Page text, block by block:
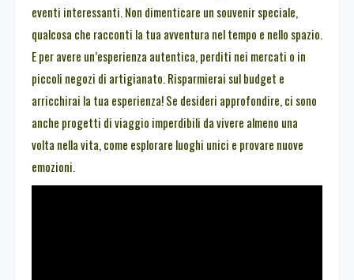
eventi interessanti. Non dimenticare un souvenir speciale,
qualcosa che racconti la tua avventura nel tempo e nello spazio.
E per avere un’esperienza autentica, perditi nei mercati o in
piccoli negozi di artigianato. Risparmierai sul budget e
arricchirai la tua esperienza! Se desideri approfondire, ci sono
anche progetti di viaggio imperdibili da vivere almeno una
volta nella vita, come esplorare luoghi unici e provare nuove
emozioni.